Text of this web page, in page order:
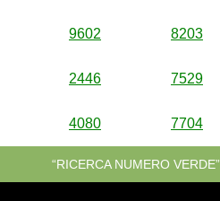
9602 8203
2446 7529
4080 7704
“RICERCA NUMERO VERDE”